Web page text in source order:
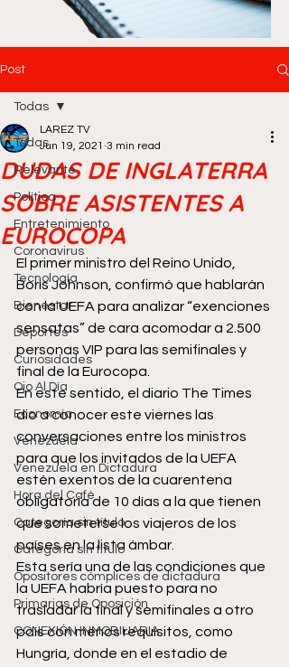
Post
Todas
Relevante
Política
Entretenimiento
Coronavirus
Tecnología
Bienestar
Deportes
Curiosidades
Ojo Al Día
Economía
Venezuela
Venezuela en Dictadura
Hora del Café
Categoría sin título
Categoría sin título
Opositores cómplices de dictadura
Primarias de Oposición
CONEXIÓN INMOBILIARIA
Todas
DUDAS DE INGLATERRA
SOBRE ASISTENTES A
EUROCOPA
LAREZ TV
Jun 19, 2021 3 min read
El primer ministro del Reino Unido,
Boris Johnson, confirmó que hablarán
con la UEFA para analizar “exenciones
sensatas” de cara acomodar a 2.500
personas VIP para las semifinales y
final de la Eurocopa.
En este sentido, el diario The Times
dio a conocer este viernes las
conversaciones entre los ministros
para que los invitados de la UEFA
estén exentos de la cuarentena
obligatoria de 10 días a la que tienen
que someterse los viajeros de los
países en la lista ámbar.
Esta sería una de las condiciones que
la UEFA habría puesto para no
trasladar la final y semifinales a otro
país con menos requisitos, como
Hungría, donde en el estadio de